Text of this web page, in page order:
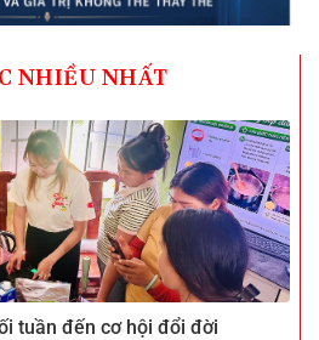
NHIỀU NHẤT
tuần đến cơ hội đổi đời